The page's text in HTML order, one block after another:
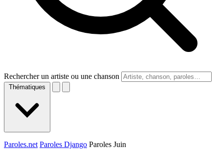
Rechercher un artiste ou une chanson
Thématiques
Paroles.net Paroles Django Paroles Juin